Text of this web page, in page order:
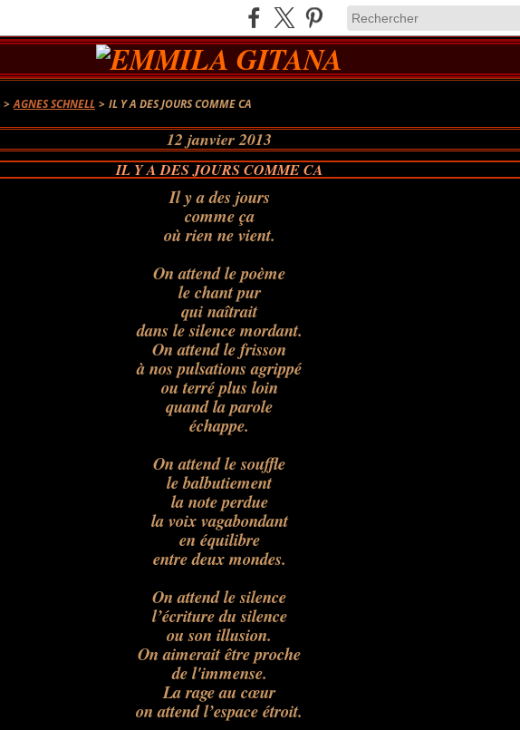
> AGNES SCHNELL > IL Y A DES JOURS COMME CA
12 janvier 2013
IL Y A DES JOURS COMME CA
Ily a des jours
comme ça
où rien ne vient.
On attend le poème
le chant pur
qui naîtrait
dans le silence mordant.
On attend le frisson
à nos pulsations agrippé
ou terré plus loin
quand la parole
échappe.
On attend le souffle
le balbutiement
la note perdue
la voix vagabondant
en équilibre
entre deux mondes.
On attend le silence
l’écriture du silence
ou son illusion.
On aimerait être proche
de l'immense.
La rage au cœur
on attend l’espace étroit.